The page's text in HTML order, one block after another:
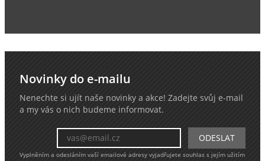
Novinky do e-mailu
Nenechte si ujít naše novinky a akce! Zadejte svůj e-mail
a my vás o nich budeme informovat.
Vyplněním a odesláním vaší emailové adresy vyjadřujete souhlas s jejím užitím